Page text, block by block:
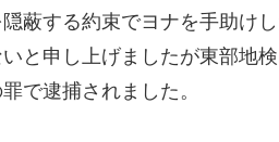
蔽する約束でヨナを手助け
と申し上げましたが東部地
で逮捕されました。